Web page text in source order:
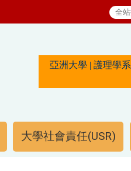
亞洲大學 | 護理學系
大學社會責任(USR)